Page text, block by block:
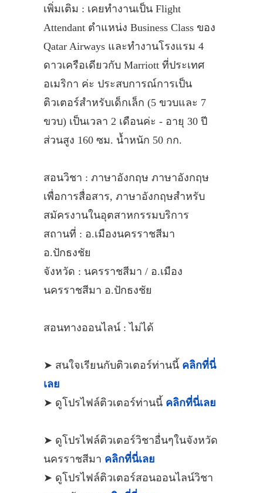
เพิ่มเติม : เคยทำงานเป็น Flight
Attendant ตำแหน่ง Business Class ของ
Qatar Airways และทำงานโรงแรม 4
ดาวเครือเดียวกับ Marriott ที่ประเทศ
อเมริกา ค่ะ ประสบการณ์การเป็น
ติวเตอร์สำหรับเด็กเล็ก (5 ขวบและ 7
ขวบ) เป็นเวลา 2 เดือนค่ะ - อายุ 30 ปี
ส่วนสูง 160 ซม. น้ำหนัก 50 กก.
สอนวิชา : ภาษาอังกฤษ ภาษาอังกฤษ
เพื่อการสื่อสาร, ภาษาอังกฤษสำหรับ
สมัครงานในอุตสาหกรรมบริการ
สถานที่ : อ.เมืองนครราชสีมา
อ.ปักธงชัย
จังหวัด : นครราชสีมา / อ.เมือง
นครราชสีมา อ.ปักธงชัย
สอนทางออนไลน์ : ไม่ได้
➤ สนใจเรียนกับติวเตอร์ท่านนี้ คลิกที่นี่
เลย
➤ ดูโปรไฟล์ติวเตอร์ท่านนี้ คลิกที่นี่เลย
➤ ดูโปรไฟล์ติวเตอร์วิชาอื่นๆในจังหวัด
นครราชสีมา คลิกที่นี่เลย
➤ ดูโปรไฟล์ติวเตอร์สอนออนไลน์วิชา